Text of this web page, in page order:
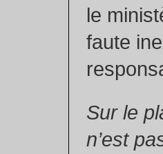
le
faute
Sur le
n’est